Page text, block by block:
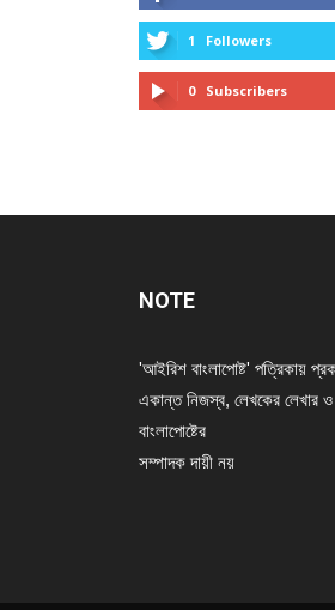
1 Followers
0 Subscribers
NOTE
'আইরিশ বাংলাপোষ্ট' পত্রিকায়
একান্ত নিজস্ব, লেখকের লেখার
বাংলাপোষ্টের
সম্পাদক দায়ী নয়